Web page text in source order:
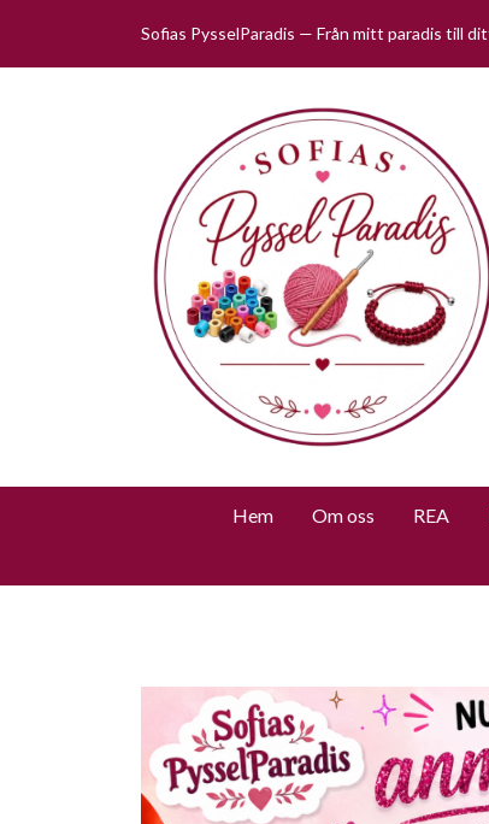
Sofias PysselParadis — Från mitt paradis till
Hem Om oss REA